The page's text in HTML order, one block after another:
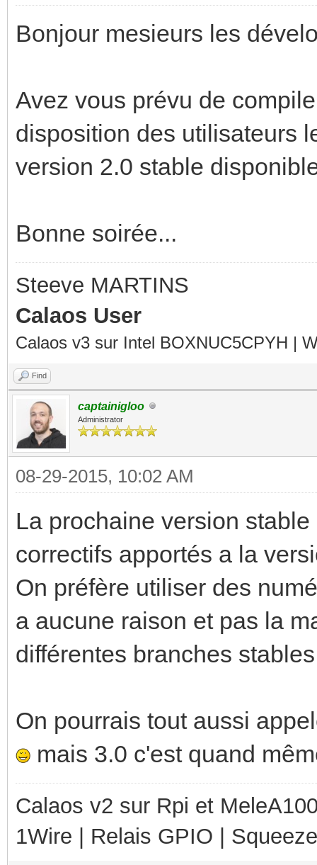
Bonjour mesieurs les
Avez vous prévu de
disposition des utilisateurs
version 2.0 stable
Bonne soirée...
Steeve MARTINS
Calaos User
Calaos v3 sur Intel BOXNUC5CPYH |
Find
captainigloo
Administrator
08-29-2015, 10:02 AM
La prochaine version
correctifs apportés a la
On préfère utiliser des
a aucune raison et pas la
différentes branches
On pourrais tout aussi
mais 3.0 c'est quand
Calaos v2 sur Rpi et
1Wire | Relais GPIO |